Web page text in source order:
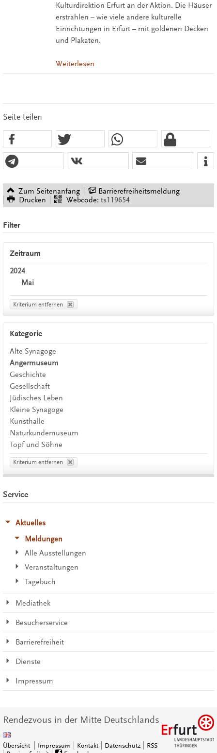
Kulturdirektion Erfurt an der Aktion. Die Häuser
erstrahlen – wie viele andere kulturelle
Einrichtungen in Erfurt – mit goldenen Decken
und Plakaten.
Weiterlesen
Seite teilen
Zum Seitenanfang
Barrierefreiheitsmeldung
Drucken
Webcode: ts119654
Filter
Zeitraum
2024
Mai
Kriterium entfernen
Kategorie
Alte Synagoge
Angermuseum
Geschichte
Gesellschaft
Jüdisches Leben
Kleine Synagoge
Kunsthalle
Naturkundemuseum
Topf und Söhne
Kriterium entfernen
Service
Aktuelles
Meldungen
Alle Ausstellungen
Veranstaltungen
Tagebuch
Mediathek
Besucherservice
Barrierefreiheit
Dienste
Impressum
Rendezvous in der Mitte Deutschlands
Übersicht Impressum Kontakt Datenschutz
RSS